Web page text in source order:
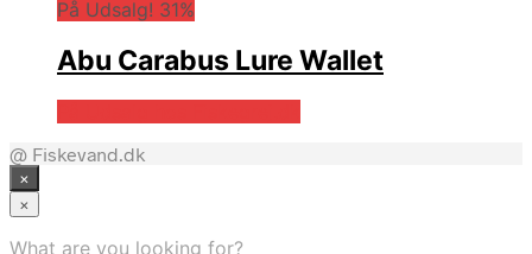
På Udsalg! 31%
Abu Carabus Lure Wallet
@ Fiskevand.dk
×
×
What are you looking for?